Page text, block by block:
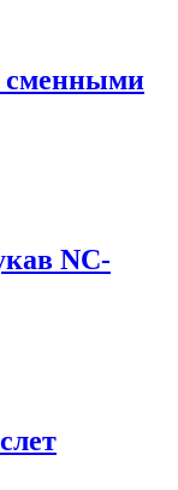
сменными
NC-